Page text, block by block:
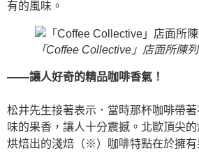
有的風味。
「Coffee Collective」店面所陳
——讓人好奇的精品咖啡香氣！
松井先生接著表示．當時那杯咖啡帶
味的果香，讓人十分震撼。北歐頂尖的
烘焙出的淺焙（※）咖啡特點在於擁